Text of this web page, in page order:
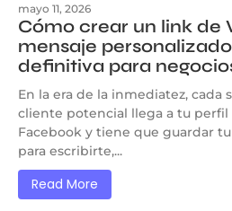
mayo 11, 2026
Cómo crear un link de
mensaje
definitiva para
En la era de la inmediatez, cada
cliente potencial llega a tu perfil
Facebook y tiene que guardar
para escribirte,...
Read More